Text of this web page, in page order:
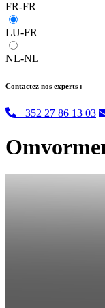
FR-FR
LU-FR
NL-NL
Contactez nos experts :
+352 27 86 13 03